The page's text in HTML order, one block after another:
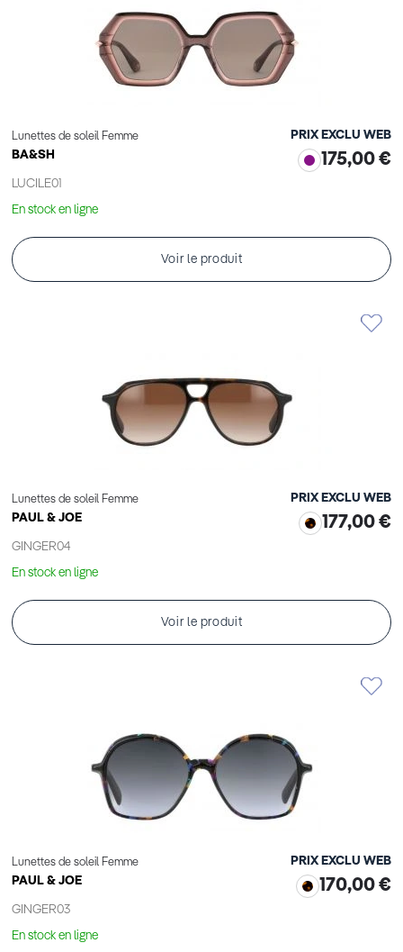
Lunettes de soleil Femme
BA&SH
LUCILE01
PRIX EXCLU WEB
175,00 €
En stock en ligne
Voir le produit
Lunettes de soleil Femme
PAUL & JOE
GINGER04
PRIX EXCLU WEB
177,00 €
En stock en ligne
Voir le produit
Lunettes de soleil Femme
PAUL & JOE
GINGER03
PRIX EXCLU WEB
170,00 €
En stock en ligne